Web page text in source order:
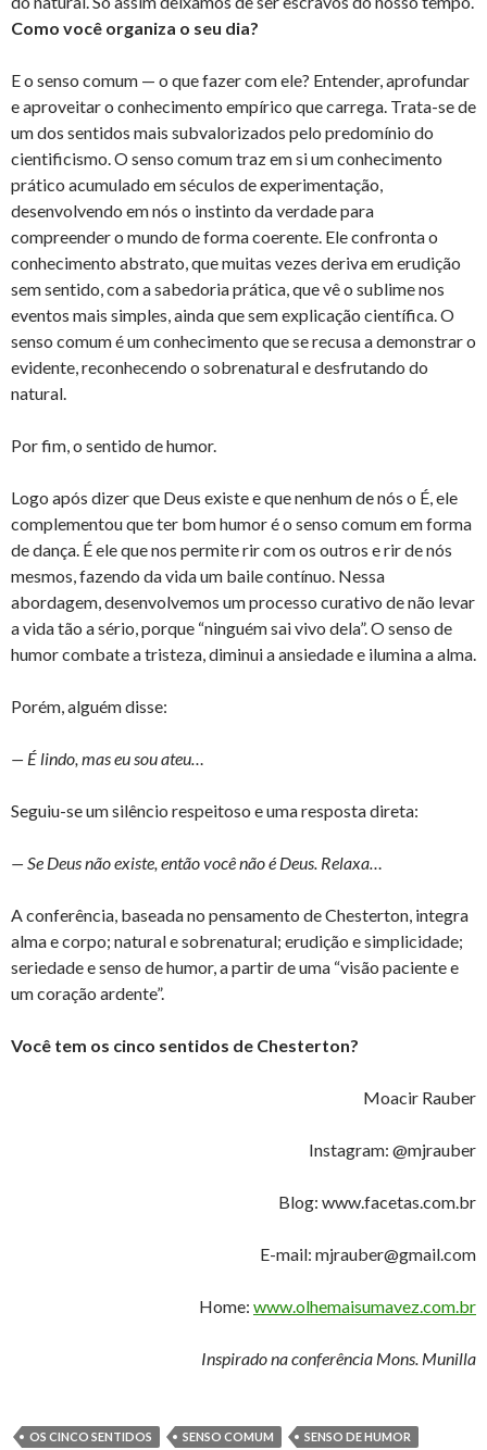
Como você organiza o seu dia?
E o senso comum — o que fazer com ele? Entender, aprofundar
e aproveitar o conhecimento empírico que carrega. Trata-se de
um dos sentidos mais subvalorizados pelo predomínio do
cientificismo. O senso comum traz em si um conhecimento
prático acumulado em séculos de experimentação,
desenvolvendo em nós o instinto da verdade para
compreender o mundo de forma coerente. Ele confronta o
conhecimento abstrato, que muitas vezes deriva em erudição
sem sentido, com a sabedoria prática, que vê o sublime nos
eventos mais simples, ainda que sem explicação científica. O
senso comum é um conhecimento que se recusa a demonstrar o
evidente, reconhecendo o sobrenatural e desfrutando do
natural.
Por fim, o sentido de humor.
Logo após dizer que Deus existe e que nenhum de nós o É, ele
complementou que ter bom humor é o senso comum em forma
de dança. É ele que nos permite rir com os outros e rir de nós
mesmos, fazendo da vida um baile contínuo. Nessa
abordagem, desenvolvemos um processo curativo de não levar
a vida tão a sério, porque “ninguém sai vivo dela”. O senso de
humor combate a tristeza, diminui a ansiedade e ilumina a alma.
Porém, alguém disse:
— É lindo, mas eu sou ateu…
Seguiu-se um silêncio respeitoso e uma resposta direta:
— Se Deus não existe, então você não é Deus. Relaxa…
A conferência, baseada no pensamento de Chesterton, integra
alma e corpo; natural e sobrenatural; erudição e simplicidade;
seriedade e senso de humor, a partir de uma “visão paciente e
um coração ardente”.
Você tem os cinco sentidos de Chesterton?
Moacir Rauber
Instagram: @mjrauber
Blog: www.facetas.com.br
E-mail: mjrauber@gmail.com
Home: www.olhemaisumavez.com.br
Inspirado na conferência Mons. Munilla
OS CINCO SENTIDOS SENSO COMUM SENSO DE HUMOR